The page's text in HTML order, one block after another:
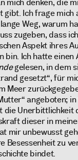
mich denken, die
gibt. Ich frage mich
Weg, warum
zugeben, dass
Aspekt ihres
bin. Ich hatte einen
gelesen, in dem
gesetzt“, für
Meer
angeboten;
die Unerbittlichkeit
dieser in
mir unbewusst
Besessenheit zu
bindet.